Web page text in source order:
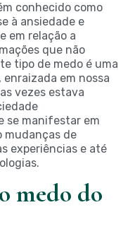
conhecido como
à ansiedade e
em relação a
que não
tipo de medo é uma
em nossa
vezes estava
se manifestar em
mudanças de
experiências e até
medo do